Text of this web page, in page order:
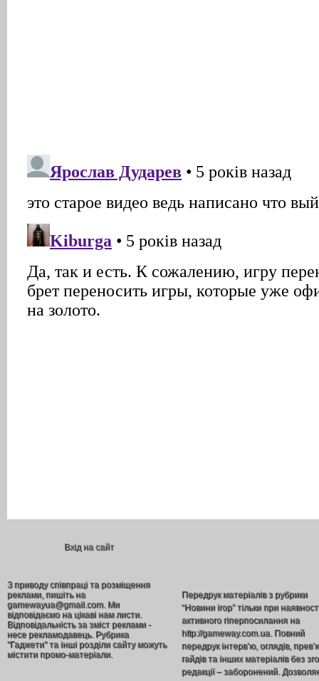
Вхід на сайт
З приводу співпраці та розміщення
реклами, пишіть на
gamewayua@gmail.com. Ми
відповідаємо на цікаві нам листи.
Відповідальність за зміст реклами -
несе рекламодавець. Рубрика
"Гаджети" та інші розділи сайту можуть
містити промо-матеріали.
Передрук матеріалів з рубрики
“Новини ігор” тільки при
активного гіперпосилання на
http://gameway.com.ua. Повний
передрук інтерв’ю, оглядів,
гайдів та інших матеріалів без
редакції – заборонений.